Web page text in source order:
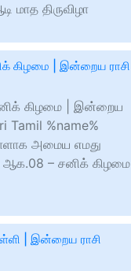
மாத திருவிழா
கிழமை | இன்றைய ராசி
கிழமை | இன்றைய
Tamil %name%
அமைய எமது
– சனிக் கிழமை |
| இன்றைய ராசி